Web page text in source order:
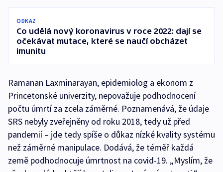
ODKAZ
Co udělá nový koronavirus v roce 2022: dají se
očekávat mutace, které se naučí obcházet
imunitu
Ramanan Laxminarayan, epidemiolog a ekonom z
Princetonské univerzity, nepovažuje podhodnocení
počtu úmrtí za zcela záměrné. Poznamenává, že údaje
SRS nebyly zveřejněny od roku 2018, tedy už před
pandemií –⁠ jde tedy spíše o důkaz nízké kvality systému
než záměrné manipulace. Dodává, že téměř každá
země podhodnocuje úmrtnost na covid-19. „Myslím, že